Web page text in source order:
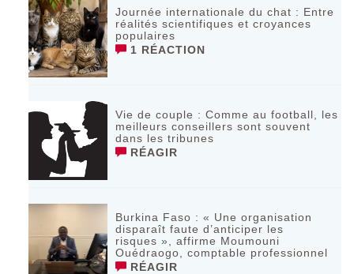
Journée internationale du chat : Entre
réalités scientifiques et croyances
populaires
1 RÉACTION
Vie de couple : Comme au football, les
meilleurs conseillers sont souvent
dans les tribunes
RÉAGIR
Burkina Faso : « Une organisation
disparaît faute d’anticiper les
risques », affirme Moumouni
Ouédraogo, comptable professionnel
RÉAGIR